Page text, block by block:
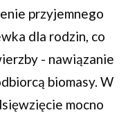
przyjemnego
dla rodzin, co
- nawiązanie
biomasy. W
mocno